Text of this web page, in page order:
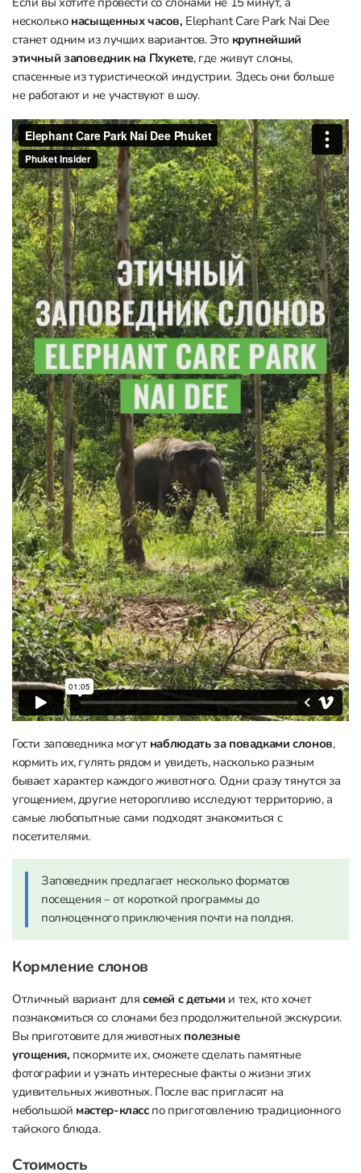
несколько насыщенных часов, Elephant Care Park Nai Dee
станет одним из лучших вариантов. Это крупнейший
этичный заповедник на Пхукете, где живут слоны,
спасенные из туристической индустрии. Здесь они больше
не работают и не участвуют в шоу.
Гости заповедника могут наблюдать за повадками слонов,
кормить их, гулять рядом и увидеть, насколько разным
бывает характер каждого животного. Одни сразу тянутся за
угощением, другие неторопливо исследуют территорию, а
самые любопытные сами подходят знакомиться с
посетителями.
Заповедник предлагает несколько форматов
посещения – от короткой программы до
полноценного приключения почти на полдня.
Кормление слонов
Отличный вариант длясемей с детьми и тех, кто хочет
познакомиться со слонами без продолжительной экскурсии.
Вы приготовите для животных полезные
угощения, покормите их, сможете сделать памятные
фотографии и узнать интересные факты о жизни этих
удивительных животных. После вас пригласят на
небольшой мастер-класс по приготовлению традиционного
тайского блюда.
Стоимость